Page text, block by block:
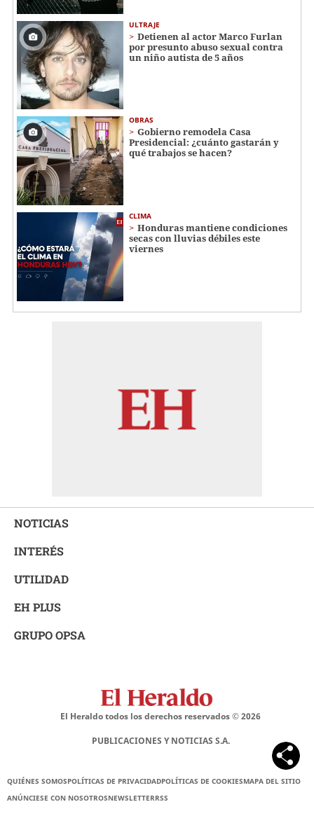
ULTRAJE
Detienen al actor Marco Furlan
por presunto abuso sexual contra
un niño autista de 5 años
OBRAS
Gobierno remodela Casa
Presidencial: ¿cuánto gastarán y
qué trabajos se hacen?
CLIMA
Honduras mantiene condiciones
secas con lluvias débiles este
viernes
NOTICIAS
INTERÉS
UTILIDAD
EH PLUS
GRUPO OPSA
El Heraldo todos los derechos reservados ©2026
PUBLICACIONES Y NOTICIAS S.A.
QUIÉNES SOMOSPOLÍTICAS DE PRIVACIDADPOLÍTICAS DE COOKIESMAPA DEL SITIO
ANÚNCIESE CON NOSOTROSNEWSLETTERRSS